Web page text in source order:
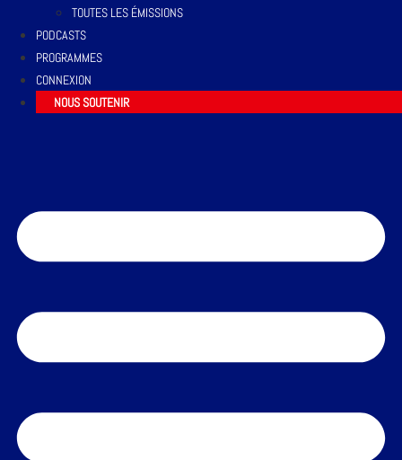
TOUTES LES ÉMISSIONS
PODCASTS
PROGRAMMES
CONNEXION
NOUS SOUTENIR